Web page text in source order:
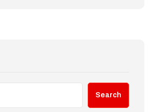
Search